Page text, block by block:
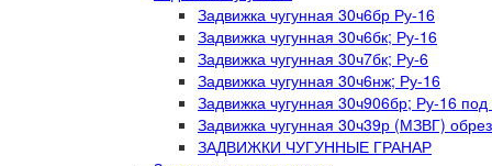
Задвижка чугунная 30ч6бр Ру-16
Задвижка чугунная 30ч6бк; Ру-16
Задвижка чугунная 30ч7бк; Ру-6
Задвижка чугунная 30ч6нж; Ру-16
Задвижка чугунная 30ч906бр; Ру-16 под
Задвижка чугунная 30ч39р (МЗВГ)
ЗАДВИЖКИ ЧУГУННЫЕ ГРАНАР